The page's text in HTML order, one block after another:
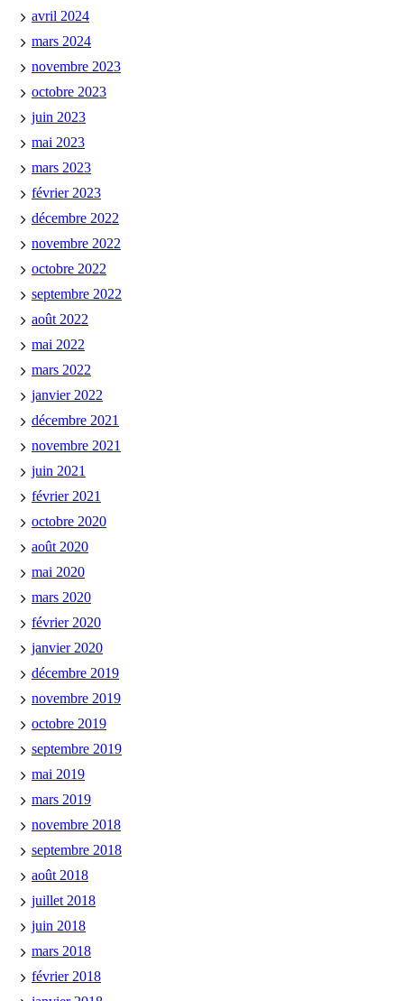
avril 2024
mars 2024
novembre 2023
octobre 2023
juin 2023
mai 2023
mars 2023
février 2023
décembre 2022
novembre 2022
octobre 2022
septembre 2022
août 2022
mai 2022
mars 2022
janvier 2022
décembre 2021
novembre 2021
juin 2021
février 2021
octobre 2020
août 2020
mai 2020
mars 2020
février 2020
janvier 2020
décembre 2019
novembre 2019
octobre 2019
septembre 2019
mai 2019
mars 2019
novembre 2018
septembre 2018
août 2018
juillet 2018
juin 2018
mars 2018
février 2018